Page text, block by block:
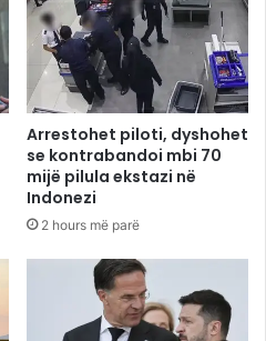
Arrestohet piloti, dyshohet
se kontrabandoi mbi 70
mijë pilula ekstazi në
Indonezi
2 hours më parë